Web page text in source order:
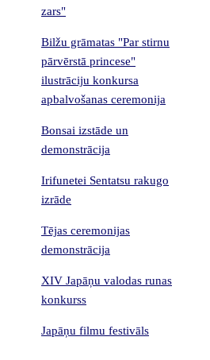
zars"
Bilžu grāmatas "Par stirnu
pārvērstā princese"
ilustrāciju konkursa
apbalvošanas ceremonija
Bonsai izstāde un
demonstrācija
Irifunetei Sentatsu rakugo
izrāde
Tējas ceremonijas
demonstrācija
XIV Japāņu valodas runas
konkurss
Japāņu filmu festivāls